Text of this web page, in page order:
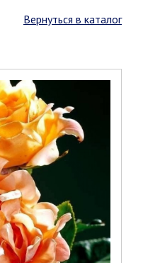
Вернуться в каталог